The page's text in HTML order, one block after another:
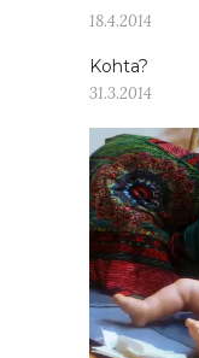
18.4.2014
Kohta?
31.3.2014